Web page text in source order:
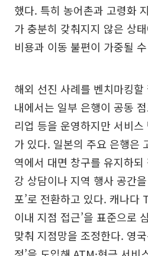
했다. 특히 농어촌과 고령화
가 충분히 갖춰지지 않은 상
비용과 이동 불편이 가중될
해외 선진 사례를 벤치마킹
내에서는 일부 은행이 공동
리업 등을 운영하지만 서비
가 있다. 일본의 주요 은행은
역에서 대면 창구를 유지하
강 상담이나 지역 행사 공간
포’로 전환하고 있다. 캐나다
이내 지점 접근’을 표준으로
맞춰 지점망을 조정한다. 영